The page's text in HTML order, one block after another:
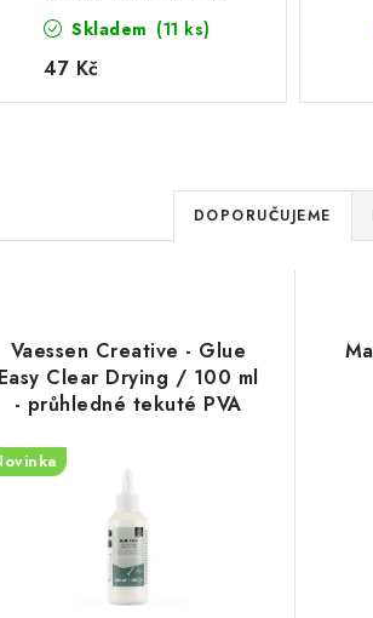
oboustranná páska, 1 ks
Skladem (11 ks)
47 Kč
Ř
a
e
n
DOPORUČUJEME
Vaessen Creative - Glue
Easy Clear Drying / 100 ml
- průhledné tekuté PVA